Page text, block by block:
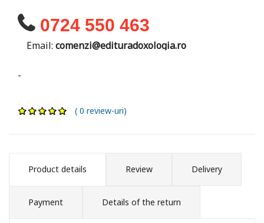
0724 550 463
Email: comenzi@edituradoxologia.ro
-
( 0 review-uri)
Product details Review Delivery
Payment Details of the return